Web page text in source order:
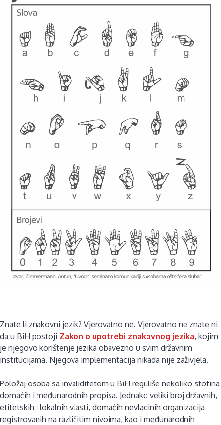
Znate li znakovni jezik? Vjerovatno ne. Vjerovatno ne znate ni
da u BiH postoji Zakon o upotrebi znakovnog jezika, kojim
je njegovo korištenje jezika obavezno u svim državnim
institucijama. Njegova implementacija nikada nije zaživjela.
Položaj osoba sa invaliditetom u BiH reguliše nekoliko stotina
domaćih i međunarodnih propisa. Jednako veliki broj državnih,
etitetskih i lokalnih vlasti, domaćih nevladinih organizacija
registrovanih na različitim nivoima, kao i međunarodnih